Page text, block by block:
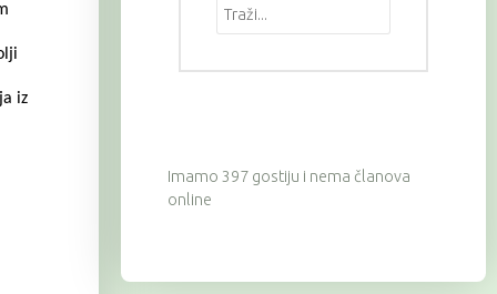
iz
Imamo 397 gostiju i nema članova
online